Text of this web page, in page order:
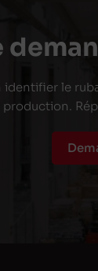
identifier le